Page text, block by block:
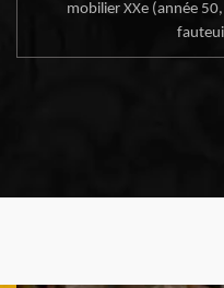
mobilier XXe (année